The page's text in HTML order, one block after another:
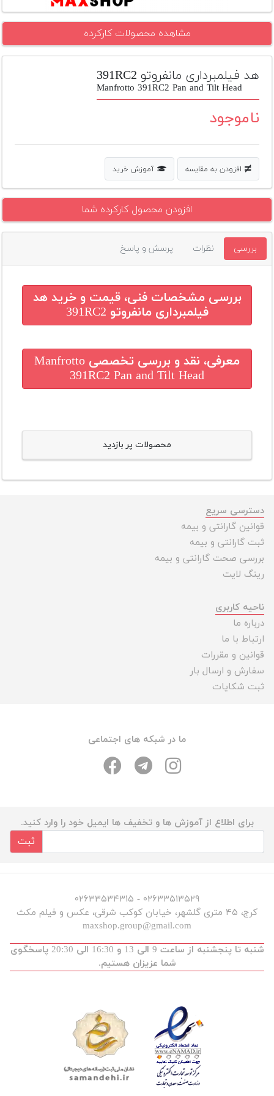
پلاس
افزودن
محصول
دست
دوم
دوربین
بله
مشاهده محصولات کارکرده
هد فیلمبرداری مانفروتو 391RC2
Manfrotto 391RC2 Pan and Tilt Head
ناموجود
افزودن به مقایسه آموزش خرید
افزودن محصول کارکرده شما
بررسی نظرات پرسش و پاسخ
بررسی مشخصات فنی، قیمت و خریدهد
فیلمبرداری مانفروتو 391RC2
معرفی، نقد و بررسی تخصصی Manfrotto
391RC2 Pan and Tilt Head
محصولات پر بازدید
دسترسی سریع
قوانین گارانتی و بیمه
ثبت گارانتی و بیمه
بررسی صحت گارانتی و بیمه
رینگ لایت
ناحیه کاربری
درباره ما
ارتباط با ما
قوانین و مقررات
سفارش و ارسال بار
ثبت شکایات
ما در شبکه های اجتماعی
برای اطلاع از آموزش ها و تخفیف ها ایمیل خود را وارد کنید.
ثبت
۰۲۶۳۳۵۱۳۵۲۹ - ۰۲۶۳۳۵۳۴۳۱۵
کرج، ۴۵ متری گلشهر، خیابان کوکب شرقی، عکس و فیلم مکث
maxshop.group@gmail.com
شنبه تا پنجشنبه از ساعت 9 الی 13 و 16:30 الی 20:30 پاسخگوی
شما عزیزان هستیم.